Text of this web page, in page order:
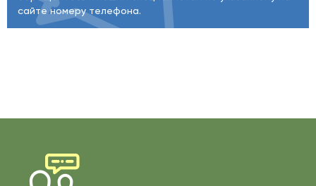
сайте номеру телефона.